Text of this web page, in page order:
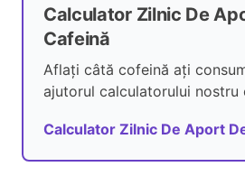
Calculator Zilnic De
Cafeină
Aflați câtă cofeină ați
ajutorul calculatorului nostru
Calculator Zilnic De Aport